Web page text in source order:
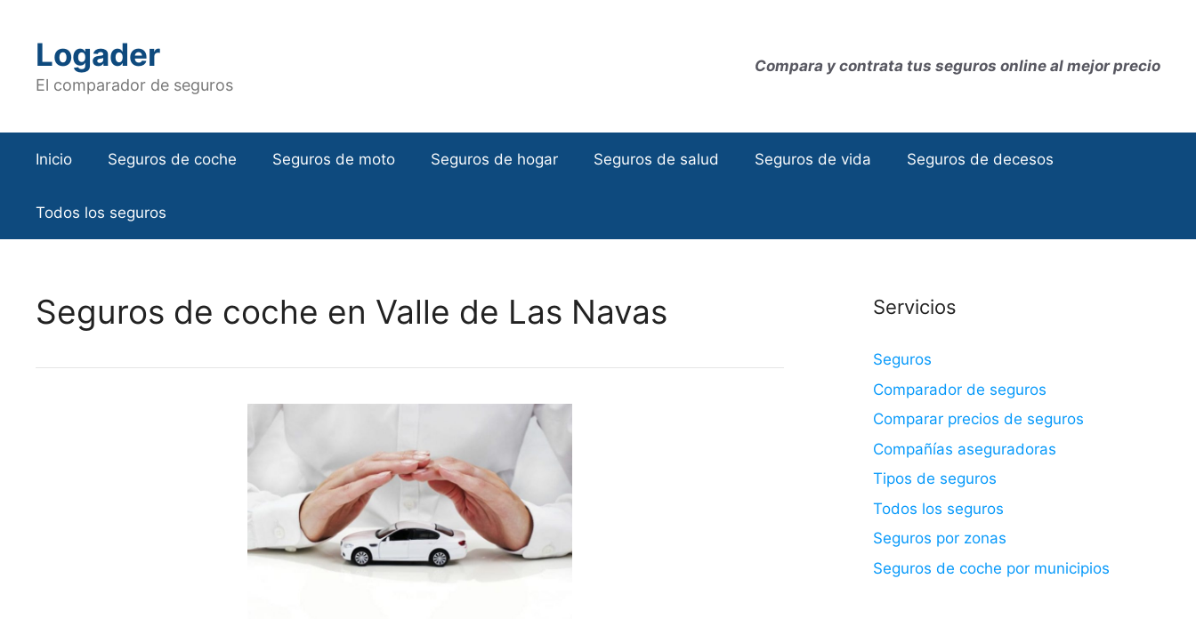
contenidoLogader
El comparador de seguros
Compara y contrata tus seguros online al mejor precio
Inicio Seguros de coche Seguros de moto Seguros de hogar Seguros de salud Seguros de vida Seguros de decesos
Todos los seguros
Seguros de coche en Valle de Las Navas Servicios
Seguros
Comparador de seguros
Comparar precios de seguros
Compañías aseguradoras
Tipos de seguros
Todos los seguros
Seguros por zonas
Seguros de coche por municipios